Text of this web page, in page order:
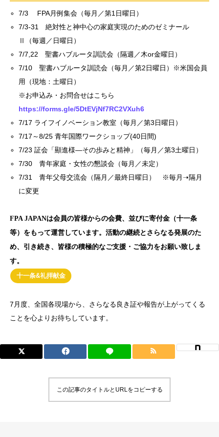
7/3 FPA月例集会（毎月／第1日曜日）
7/3-31 絶対性と神中心の家庭実現のためのゼミナール
Ⅱ（毎週／日曜日）
7/7,22 聖書ハブルータ訓読会（隔週／木or金曜日）
7/10 聖書ハブルータ訓読会（毎月／第2日曜日）※米国会員
用（現地：土曜日）
※お申込み・お問合せはこちら
https://forms.gle/5DtEVjNf7RC2VXuh6
7/17 ライフイノベーション教室（毎月／第3日曜日）
7/17～8/25 青年国際ワークショップ(40日間)
7/23 証会「顯進様―その歩みと精神」（毎月／第3土曜日）
7/30 青年家庭・女性の懇談会（毎月／未定）
7/31 青年父母交流会（隔月／最終日曜日） ※毎月➝隔月
に変更
FPA JAPANは会員の皆様からの会費、並びに寄付金（十一条
等）をもって運営しています。活動の継続とさらなる発展のた
め、引き続き、皆様の積極的なご支援・ご協力をお願い致しま
す。
十一条&礼拝献金
7月度、全国各現場から、さらなる良き証や報告が上がってくる
ことを心よりお待ちしています。
この記事のタイトルとURLをコピーする